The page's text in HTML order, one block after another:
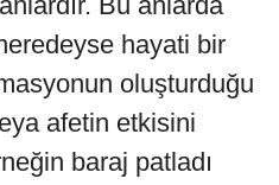
hayati bir
oluşturduğu
afetin etkisini
baraj patladı